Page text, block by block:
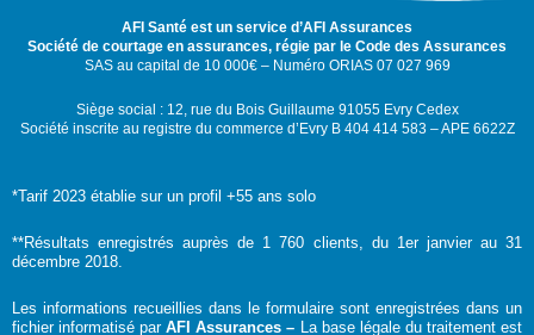
AFI Santé est un service d’AFI Assurances
Société de courtage en assurances, régie par le Code des Assurances
SAS au capital de 10 000€ – Numéro ORIAS 07 027 969
Siège social : 12, rue du Bois Guillaume 91055 Evry Cedex
Société inscrite au registre du commerce d’Evry B 404 414 583 – APE 6622Z
*Tarif 2023 établie sur un profil +55 ans solo
**Résultats enregistrés auprès de 1 760 clients, du 1er janvier au 31
décembre 2018.
Les informations recueillies dans le formulaire sont enregistrées dans un
fichier informatisé parAFI Assurances – La base légale du traitement est